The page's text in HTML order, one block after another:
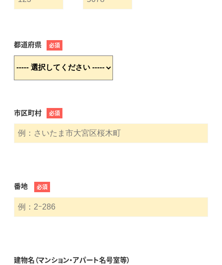
都道府県 必須
市区町村 必須
番地 必須
建物名（マンション・アパート名号室等）